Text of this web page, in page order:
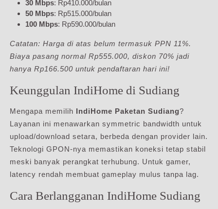
30 Mbps: Rp410.000/bulan
50 Mbps: Rp515.000/bulan
100 Mbps: Rp590.000/bulan
Catatan: Harga di atas belum termasuk PPN 11%.
Biaya pasang normal Rp555.000, diskon 70% jadi
hanya Rp166.500 untuk pendaftaran hari ini!
Keunggulan IndiHome di Sudiang
Mengapa memilih IndiHome Paketan Sudiang?
Layanan ini menawarkan symmetric bandwidth untuk
upload/download setara, berbeda dengan provider lain.
Teknologi GPON-nya memastikan koneksi tetap stabil
meski banyak perangkat terhubung. Untuk gamer,
latency rendah membuat gameplay mulus tanpa lag.
Cara Berlangganan IndiHome Sudiang